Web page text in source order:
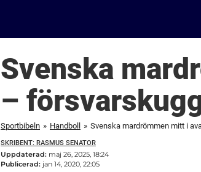
Svenska
–
Sportbibeln » Handboll » Svenska mardrömmen mitt i
SKRIBENT: RASMUS SENATOR
Uppdaterad: maj 26, 2025, 18:24
Publicerad: jan 14, 2020, 22:05